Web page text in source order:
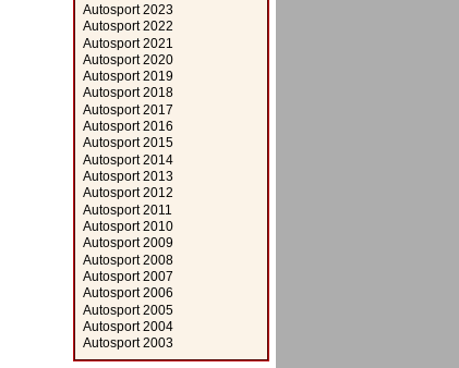
Autosport 2023
Autosport 2022
Autosport 2021
Autosport 2020
Autosport 2019
Autosport 2018
Autosport 2017
Autosport 2016
Autosport 2015
Autosport 2014
Autosport 2013
Autosport 2012
Autosport 2011
Autosport 2010
Autosport 2009
Autosport 2008
Autosport 2007
Autosport 2006
Autosport 2005
Autosport 2004
Autosport 2003